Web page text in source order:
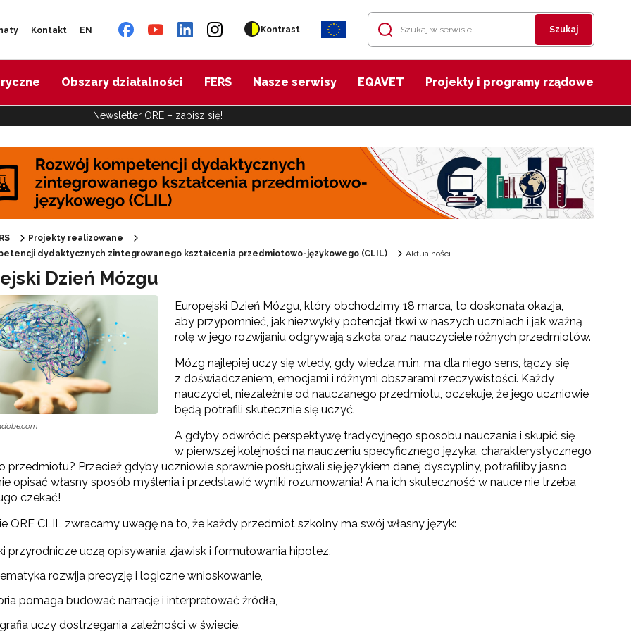
Kontakt EN Kontrast Szukaj
Obszary działalności FERS Nasze serwisy EQAVET Projekty i programy rządowe
Newsletter ORE – zapisz się!
skoordynowanego systemu pomocy specjalistycznej (SCWEW)"
rozwój oświaty w ZJST"
materiały wspierające kształcenie kompetencji zawodowych"
zaawansowanych technologicznie e-materiałów i gier"
i przetestowanie modelu branżowej szkoły ćwiczeń (BSĆ)"
wdrożenie modułowych e-podręczników"
Projekty realizowane
dydaktycznych zintegrowanego kształcenia przedmiotowo-językowego (CLIL)
Aktualności
Dzień Mózgu
Europejski Dzień Mózgu, który obchodzimy 18 marca, to doskonała okazja,
aby przypomnieć, jak niezwykły potencjał tkwi w naszych uczniach i jak ważną
rolę w jego rozwijaniu odgrywają szkoła oraz nauczyciele różnych przedmiotów.
Mózg najlepiej uczy się wtedy, gdy wiedza m.in. ma dla niego sens, łączy się
z doświadczeniem, emocjami i różnymi obszarami rzeczywistości. Każdy
nauczyciel, niezależnie od nauczanego przedmiotu, oczekuje, że jego uczniowie
będą potrafili skutecznie się uczyć.
A gdyby odwrócić perspektywę tradycyjnego sposobu nauczania i skupić się
w pierwszej kolejności na nauczeniu specyficznego języka, charakterystycznego
przedmiotu? Przecież gdyby uczniowie sprawnie posługiwali się językiem danej dyscypliny, potrafiliby jasno
opisać własny sposób myślenia i przedstawić wyniki rozumowania! A na ich skuteczność w nauce nie trzeba
czekać!
ORE CLIL zwracamy uwagę na to, że każdy przedmiot szkolny ma swój własny język:
przyrodnicze uczą opisywania zjawisk i formułowania hipotez,
rozwija precyzję i logiczne wnioskowanie,
pomaga budować narrację i interpretować źródła,
uczy dostrzegania zależności w świecie.